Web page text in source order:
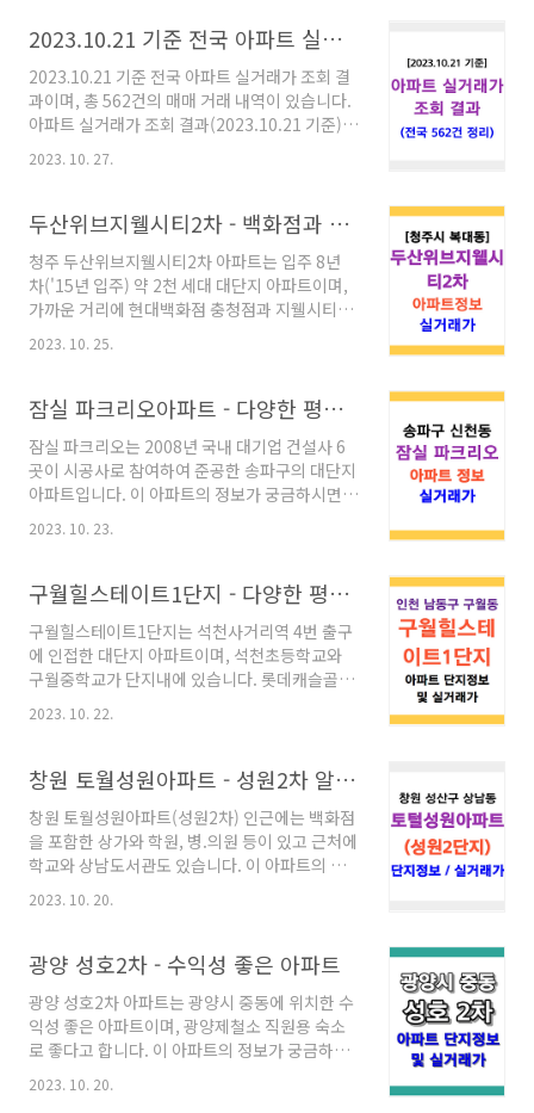
금액(만원)" 순서입니다. ※ 아파트 실거래가 자
료는 "공공데이터포털 국토부 아파트실거래가
데이터" 자료를 추출하여 정리하였으며, 아파트
실거래가 공개시스템에서도 확인 가능합니다. 아
파트 실거래가 공개시스템 경기도 고양시 덕양구
삼송동 311 / 삼송2차아이파크 / 2층 / 84.74㎡ /
2023.10.21 기준 전국 아파트 실거래가 조회 결과
2023.10.21 기준 전국 아파트 실거래가 조회 결
과이며, 총 562건의 매매 거래 내역이 있습니다.
아파트 실거래가 조회 결과(2023.10.21 기준)
562건 ※ 자료 순서 : 지역은 가나다 순이고, 내역
금액(만원)" 순서입니다. ※ 아파트 실거래가 자
료는 "공공데이터포털 국토부 아파트실거래가
데이터" 자료를 추출하여 정리하였으며, 아파트
실거래가 공개시스템에서도 확인 가능합니다. 아
파트 실거래가 공개시스템 경기도 가평군 가평읍
대곡리 694 / e편한세상가평퍼스트원 / 18층 /
2023. 10. 27.
두산위브지웰시티2차 - 백화점과 아울렛이 있는 지웰시티몰 옆 아파트
청주 두산위브지웰시티2차 아파트는 입주 8년
차('15년 입주) 약 2천 세대 대단지 아파트이며,
가까운 거리에 현대백화점 충청점과 지웰시티몰,
그리고 흥덕야구장도 근처에 있습니다. 이 아파
트 정보는 아래 내용을 참고하세요. 두산위브지
차의 입주 승인월은 2015년 06월이고, 총 8개 동
차(주상복합) 또는 두산위브지웰시티 (분양)
[28425] 충청북도 청주시 흥덕구 대농로 55 55
Daenong-ro, Heungdeok-gu, Cheongju-
si, Chungcheongbuk-do 충청북도 청주시 흥
2023. 10. 25.
잠실 파크리오아파트 - 다양한 평형 갖춘 송파구 신천동 대단지 아파트
잠실 파크리오는 2008년 국내 대기업 건설사 6
곳이 시공사로 참여하여 준공한 송파구의 대단지
아파트입니다. 이 아파트의 정보가 궁금하시면
아래 내용을 참고하세요. 잠실 파크리오아파트
단지 정보 잠실 파크리오아파트의 입주 허가월은
있습니다. 잠실 파크리오 아파트 [05507] 서울
Songpa-gu, Seoul 서울특별시 송파구 신천동
17 총 66개동, 총 6,864세대 (2008.08.29 사용
승인) 총 9,486대 주차 가능 (지상: 0대 / 지하:
9,486대) 지역난방 방식 CCTV 총 1,862대 최고
2023. 10. 23.
구월힐스테이트1단지 - 다양한 평형대 대단지 아파트
구월힐스테이트1단지는 석천사거리역 4번 출구
에 인접한 대단지 아파트이며, 석천초등학교와
구월중학교가 단지내에 있습니다. 롯데캐슬골드
1단지라고도 하는 이 아파트의 정보는 아래를 참
고하세요. 구월힐스테이트1단지 아파트 단지 정
년 08월이고, 총 60개 동에 5,076세대가 있습니
다. 구월힐스테이트1단지(롯데캐슬골드1단지
또는 구월 힐스테이트&롯데캐슬골드) [21561]
인천광역시 남동구 구월로 192 192 Guwol-ro,
Namdong-gu, Incheon 인천광역시 남동구 구
월동 23 총 60개동, 총 5,076세대 (2007.08.01
최고..
2023. 10. 22.
창원 토월성원아파트 - 성원2차 알아보기
창원 토월성원아파트(성원2차) 인근에는 백화점
을 포함한 상가와 학원, 병.의원 등이 있고 근처에
학교와 상남도서관도 있습니다. 이 아파트의 정
토월성원아파트 - 성원2차 단지 정보 창원 성원
개 동에 1,645세대가 있습니다. 성원토월그랜드
타운 (성원2단지 아파트) [51499] 경상남도 창
원시 성산구 원이대로 774 774 Woni-daero,
Seongsan-gu, Changwon-si,
Gyeongsangnam-do 경상남도 창원시 성산구
상남동 45-1 총 6개동, 총 1,645세대
2023. 10. 20.
광양 성호2차 - 수익성 좋은 아파트
광양 성호2차 아파트는 광양시 중동에 위치한 수
익성 좋은 아파트이며, 광양제철소 직원용 숙소
로 좋다고 합니다. 이 아파트의 정보가 궁금하시
단지 정보 광양 성호아파트의 입주 허가월은
2023. 10. 20.